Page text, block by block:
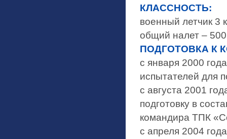
КЛАССНОСТЬ:
военный летчик 3
общий налет –
ПОДГОТОВКА К
с января 2000
испытателей для
с августа 2001
подготовку в
командира ТПК
с апреля 2004